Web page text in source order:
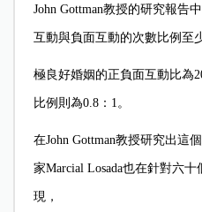
John Gottman教授的研究報告
互動與負面互動的次數比例至
極良好婚姻的正負面互動比為
比例則為0.8：1。
在John Gottman教授研究出這
家Marcial Losada也在針對六
現，